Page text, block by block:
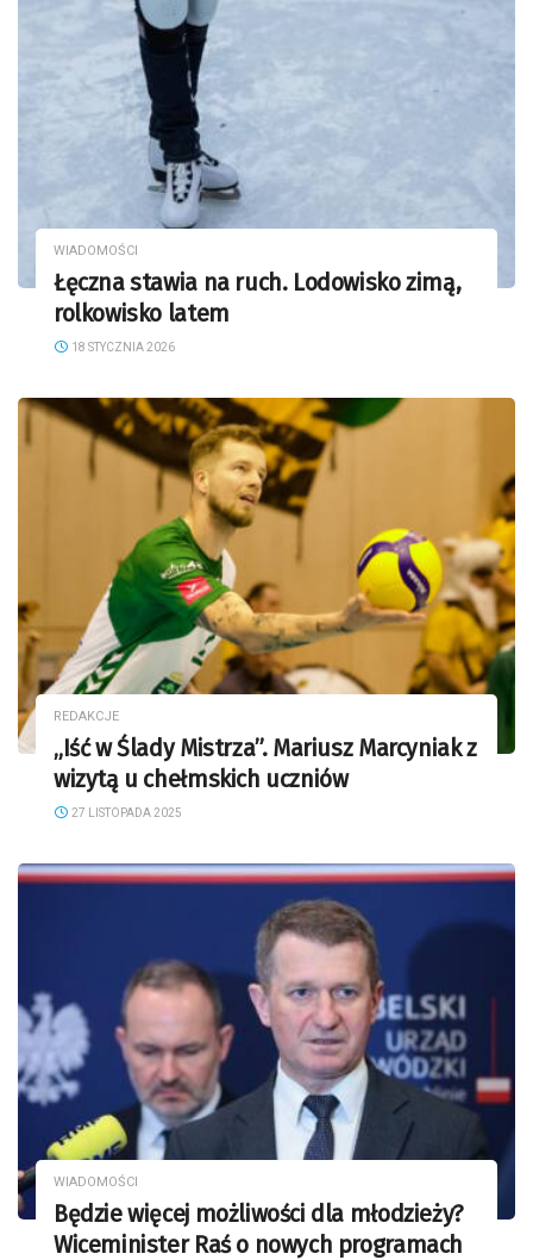
WIADOMOŚCI
Łęczna stawia na ruch. Lodowisko zimą,
rolkowisko latem
18 STYCZNIA 2026
REDAKCJE
„Iść w Ślady Mistrza”. Mariusz Marcyniak z
wizytą u chełmskich uczniów
27 LISTOPADA 2025
WIADOMOŚCI
Będzie więcej możliwości dla młodzieży?
Wiceminister Raś o nowych programach